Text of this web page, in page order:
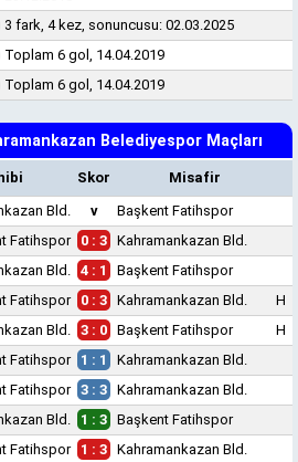
3 fark, 4 kez, sonuncusu: 02.03.2025
Toplam 6 gol, 14.04.2019
Toplam 6 gol, 14.04.2019
Belediyespor Maçları
Skor
Misafir
Bld. v Başkent Fatihspor
Fatihspor 0 : 3 Kahramankazan Bld.
Bld. 4 : 1 Başkent Fatihspor
Fatihspor 0 : 3 Kahramankazan Bld.
H
Bld. 3 : 0 Başkent Fatihspor H
Fatihspor 1 : 1 Kahramankazan Bld.
Fatihspor 3 : 3 Kahramankazan Bld.
Bld. 1 : 3 Başkent Fatihspor
Fatihspor 1 : 3 Kahramankazan Bld.